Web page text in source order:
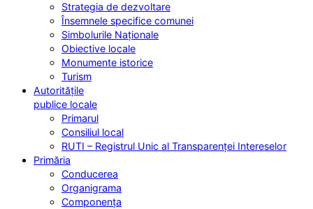
Strategia de dezvoltare
Însemnele specifice comunei
Simbolurile Naționale
Obiective locale
Monumente istorice
Turism
Autoritățile
publice locale
Primarul
Consiliul local
RUTI – Registrul Unic al Transparenței Intereselor
Primăria
Conducerea
Organigrama
Componența